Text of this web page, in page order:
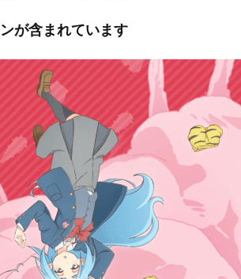
が含まれています